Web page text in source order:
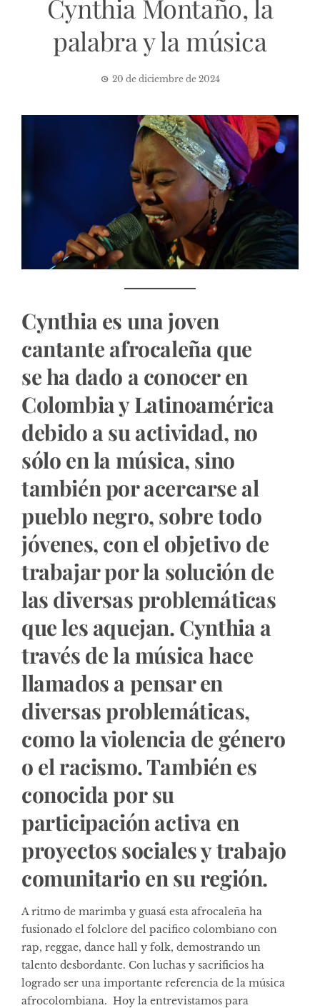
Cynthia Montaño, la
palabra y la música
20 de diciembre de 2024
Cynthia es una joven
cantante afrocaleña que
se ha dado a conocer en
Colombia y Latinoamérica
debido a su actividad, no
sólo en la música, sino
también por acercarse al
pueblo negro, sobre todo
jóvenes, con el objetivo de
trabajar por la solución de
las diversas problemáticas
que les aquejan. Cynthia a
través de la música hace
llamados a pensar en
diversas problemáticas,
como la violencia de género
o el racismo. También es
conocida por su
participación activa en
proyectos sociales y trabajo
comunitario en su región.
A ritmo de marimba y guasá esta afrocaleña ha
fusionado el folclore del pacifico colombiano con
rap, reggae, dance hall y folk, demostrando un
talento desbordante. Con luchas y sacrificios ha
logrado ser una importante referencia de la música
afrocolombiana. Hoy la entrevistamos para